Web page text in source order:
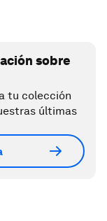
sobre
tu colección
últimas